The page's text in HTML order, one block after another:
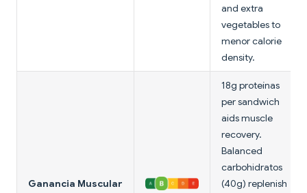
and extra
vegetables to
menor calorie
density.
Ganancia Muscular
18g proteínas
per sandwich
aids muscle
recovery.
Balanced
carbohidratos
(40g) replenish